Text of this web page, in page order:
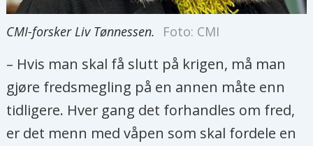
CMI-forsker Liv Tønnessen. Foto: CMI
– Hvis man skal få slutt på krigen, må man
gjøre fredsmegling på en annen måte enn
tidligere. Hver gang det forhandles om fred,
er det menn med våpen som skal fordele en